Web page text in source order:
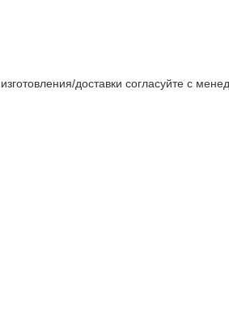
доставки согласуйте с